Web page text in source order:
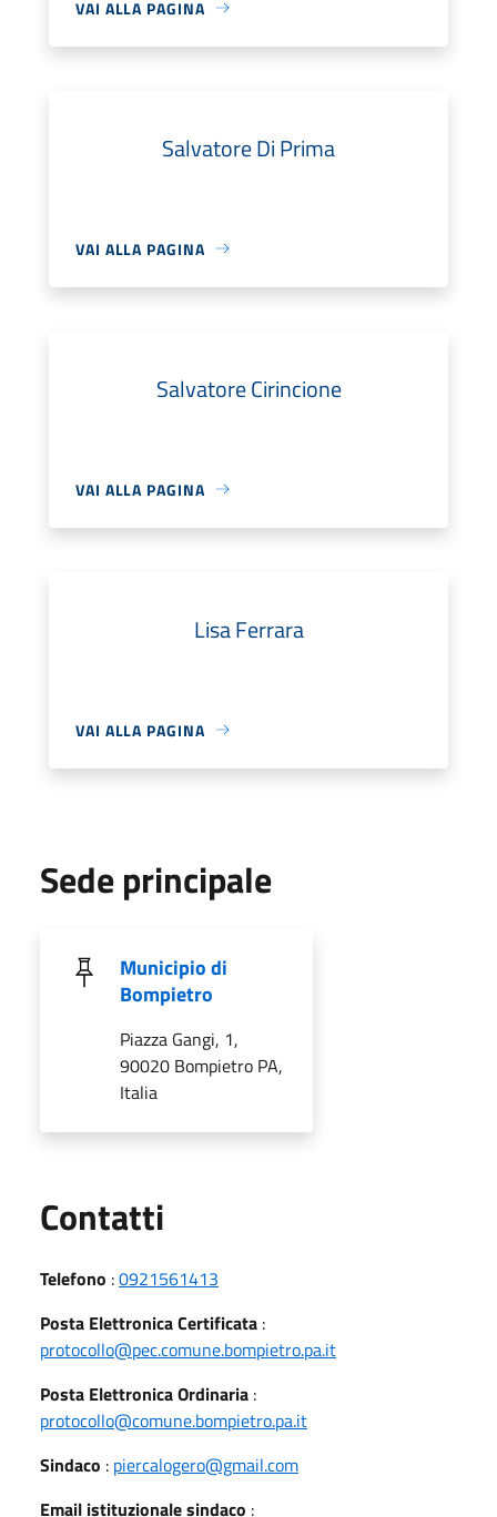
VAI ALLA PAGINA
Salvatore Di Prima
VAI ALLA PAGINA
Salvatore Cirincione
VAI ALLA PAGINA
Lisa Ferrara
VAI ALLA PAGINA
Sede principale
Municipio di
Bompietro
Piazza Gangi, 1,
90020 Bompietro PA,
Italia
Contatti
Telefono :0921561413
Posta Elettronica Certificata :
protocollo@pec.comune.bompietro.pa.it
Posta Elettronica Ordinaria :
protocollo@comune.bompietro.pa.it
Sindaco : piercalogero@gmail.com
Email istituzionale sindaco :